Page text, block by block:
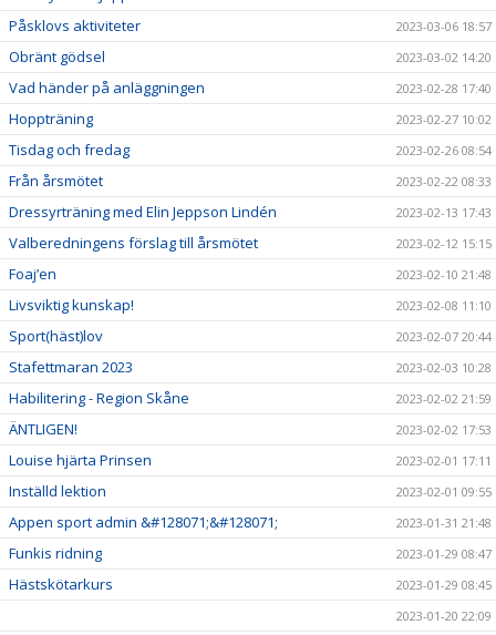
Påsklovs aktiviteter 2023-03-06 18:57
Obränt gödsel 2023-03-02 14:20
Vad händer på anläggningen 2023-02-28 17:40
Hoppträning 2023-02-27 10:02
Tisdag och fredag 2023-02-26 08:54
Från årsmötet 2023-02-22 08:33
Dressyrträning med Elin Jeppson Lindén 2023-02-13 17:43
Valberedningens förslag till årsmötet 2023-02-12 15:15
Foaj’en 2023-02-10 21:48
Livsviktig kunskap! 2023-02-08 11:10
Sport(häst)lov 2023-02-07 20:44
Stafettmaran 2023 2023-02-03 10:28
Habilitering - Region Skåne 2023-02-02 21:59
ÄNTLIGEN! 2023-02-02 17:53
Louise hjärta Prinsen 2023-02-01 17:11
Inställd lektion 2023-02-01 09:55
Appen sport admin &#128071;&#128071; 2023-01-31 21:48
Funkis ridning 2023-01-29 08:47
Hästskötarkurs
2023-01-29 08:45
2023-01-20 22:09